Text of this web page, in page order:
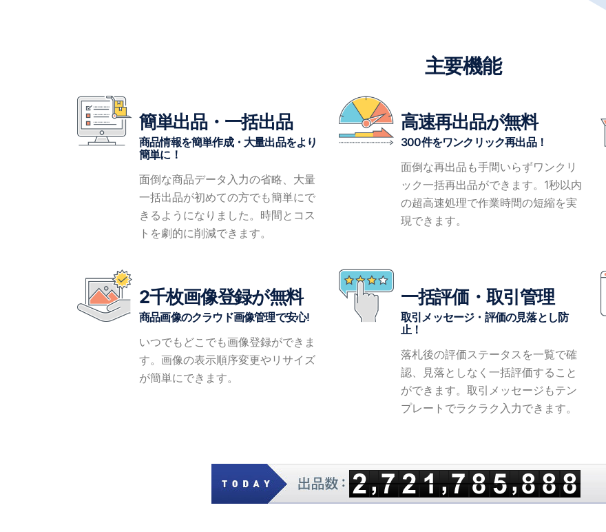
主要機能
簡単出品・一括出品
商品情報を簡単作成・大量出品をより
簡単に！
面倒な商品データ入力の省略、大量
一括出品が初めての方でも簡単にで
きるようになりました。時間とコス
トを劇的に削減できます。
高速再出品が無料
300件をワンクリック再出品！
面倒な再出品も手間いらずワンクリ
ック一括再出品ができます。1秒以内
の超高速処理で作業時間の短縮を実
現できます。
2千枚画像登録が無料
商品画像のクラウド画像管理で安心!
いつでもどこでも画像登録ができま
す。画像の表示順序変更やリサイズ
が簡単にできます。
一括評価・取引管理
取引メッセージ・評価の見落とし防
止！
落札後の評価ステータスを一覧で確
認、見落としなく一括評価すること
ができます。取引メッセージもテン
プレートでラクラク入力できます。